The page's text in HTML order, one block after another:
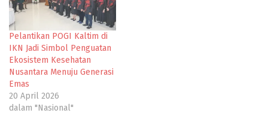
Pelantikan POGI Kaltim di
IKN Jadi Simbol Penguatan
Ekosistem Kesehatan
Nusantara Menuju Generasi
Emas
20 April 2026
dalam "Nasional"